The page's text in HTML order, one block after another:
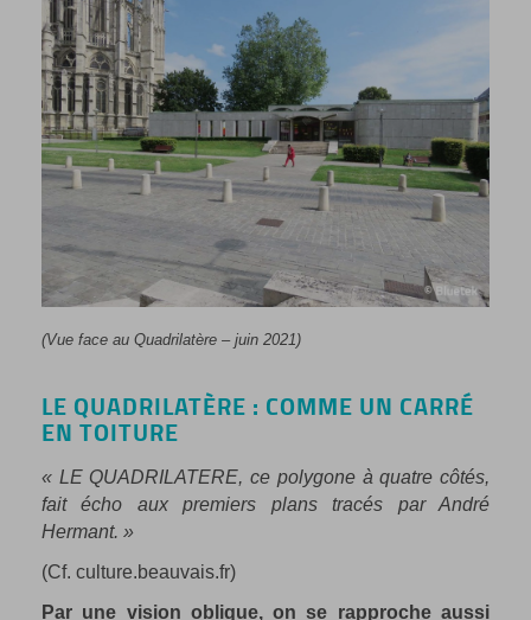
(Vue face au Quadrilatère – juin 2021)
LE QUADRILATÈRE : COMME UN CARRÉ
EN TOITURE
« LE QUADRILATERE, ce polygone à quatre côtés,
fait écho aux premiers plans tracés par André
Hermant. »
(Cf. culture.beauvais.fr)
Par une vision oblique, on se rapproche aussi